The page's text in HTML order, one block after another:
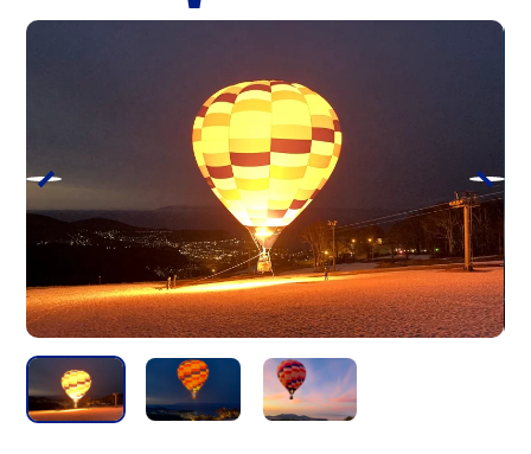
天狗高空滑索
4月25日（週六）～11月3日（週二·假
日）
營業時間